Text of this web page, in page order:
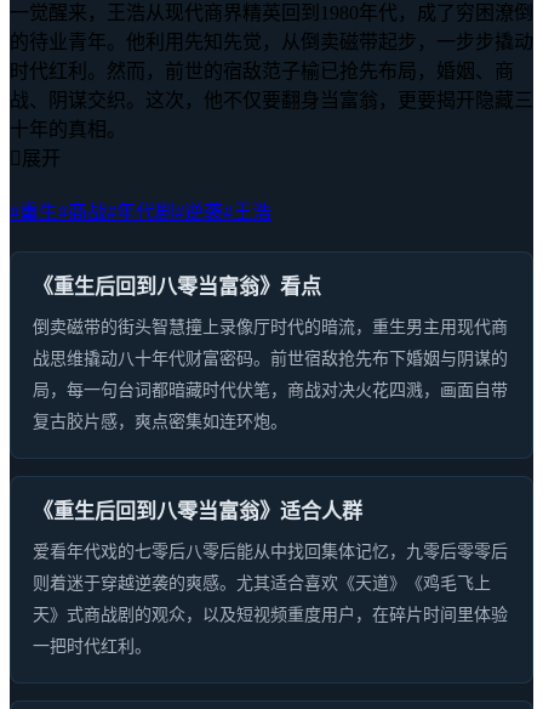
一觉醒来，王浩从现代商界精英回到1980年代，成了穷困潦倒
的待业青年。他利用先知先觉，从倒卖磁带起步，一步步撬动
时代红利。然而，前世的宿敌范子榆已抢先布局，婚姻、商
战、阴谋交织。这次，他不仅要翻身当富翁，更要揭开隐藏三
十年的真相。
 展开
#重生#商战#年代剧 #逆袭#王浩
《重生后回到八零当富翁》看点
倒卖磁带的街头智慧撞上录像厅时代的暗流，重生男主用现代商
战思维撬动八十年代财富密码。前世宿敌抢先布下婚姻与阴谋的
局，每一句台词都暗藏时代伏笔，商战对决火花四溅，画面自带
复古胶片感，爽点密集如连环炮。
《重生后回到八零当富翁》适合人群
爱看年代戏的七零后八零后能从中找回集体记忆，九零后零零后
则着迷于穿越逆袭的爽感。尤其适合喜欢《天道》《鸡毛飞上
天》式商战剧的观众，以及短视频重度用户，在碎片时间里体验
一把时代红利。